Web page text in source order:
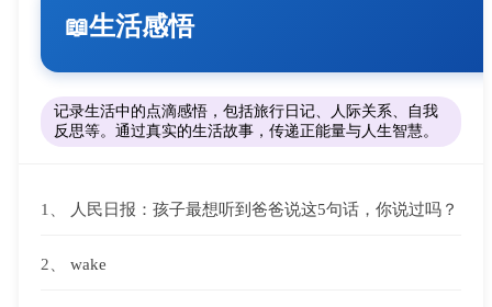
📖生活感悟
记录生活中的点滴感悟，包括旅行日记、人际关系、自我
反思等。通过真实的生活故事，传递正能量与人生智慧。
1、 人民日报：孩子最想听到爸爸说这5句话，你说过吗？
2、wake